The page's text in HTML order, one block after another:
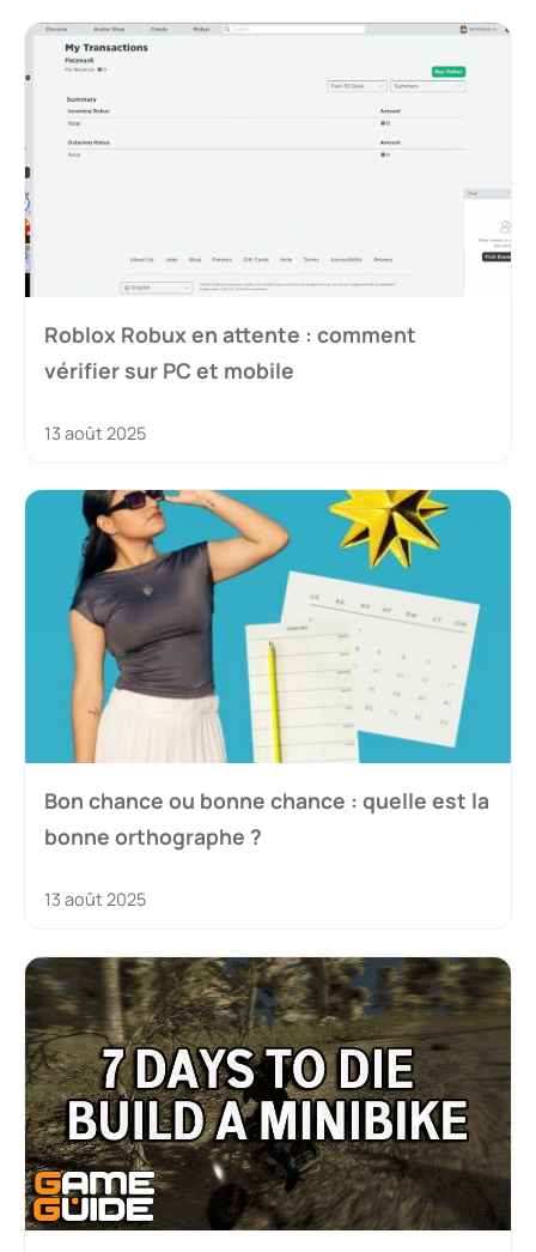
Roblox Robux en attente : comment
vérifier sur PC et mobile
13 août 2025
Bon chance ou bonne chance : quelle est la
bonne orthographe ?
13 août 2025